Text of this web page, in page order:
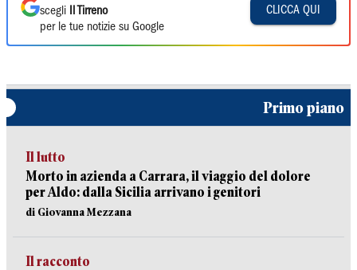
scegli
Il Tirreno
per le tue notizie su Google
CLICCA QUI
Primo piano
Il lutto
Morto in azienda a Carrara, il viaggio del dolore
per Aldo: dalla Sicilia arrivano i genitori
di Giovanna Mezzana
Il racconto